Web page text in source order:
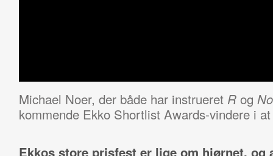
Michael Noer, der både har instrueret Rog
kommende Ekko Shortlist Awards-vindere i
Ekkos store prisfest er lige om hjørnet, og